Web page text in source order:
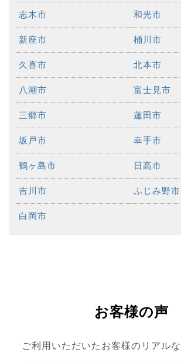
志木市 和光市
新座市 桶川市
久喜市 北本市
八潮市 富士見市
三郷市 蓮田市
坂戸市 幸手市
鶴ヶ島市 日高市
吉川市 ふじみ野市
白岡市
お客様の声
ご利用いただいたお客様のリアルな